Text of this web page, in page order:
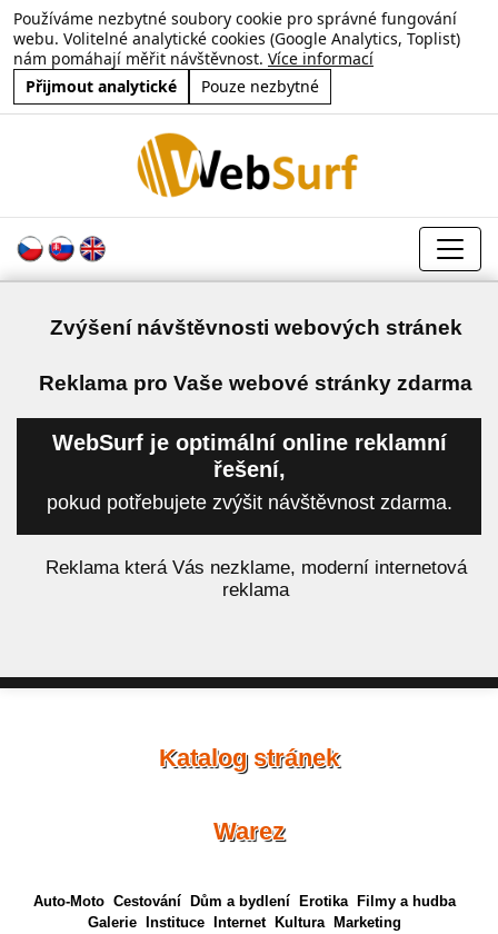
Používáme nezbytné soubory cookie pro správné fungování
webu. Volitelné analytické cookies (Google Analytics, Toplist)
nám pomáhají měřit návštěvnost. Více informací
Přijmout analytické
Pouze nezbytné
Zvýšení návštěvnosti webových stránek
Reklama pro Vaše webové stránky zdarma
WebSurf je optimální online reklamní
řešení,
pokud potřebujete zvýšit návštěvnost zdarma.
Reklama která Vás nezklame, moderní internetová
reklama
Katalog stránek
Warez
Auto-Moto Cestování Dům a bydlení Erotika
Filmy a hudba
Galerie
Instituce Internet Kultura
Marketing